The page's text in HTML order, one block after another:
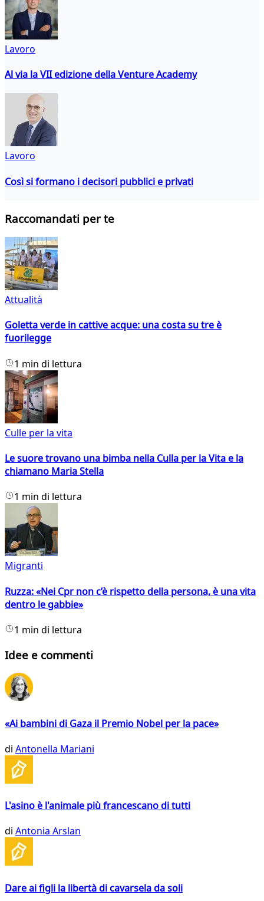
Lavoro
Al via la VII edizione della Venture Academy
Lavoro
Così si formano i decisori pubblici e privati
Raccomandati per te
Attualità
Goletta verde in cattive acque: una costa su tre è
fuorilegge
1 min di lettura
Culle per la vita
Le suore trovano una bimba nella Culla per la Vita e la
chiamano Maria Stella
1 min di lettura
Migranti
Ruzza: «Nei Cpr non c’è rispetto della persona, è una vita
dentro le gabbie»
1 min di lettura
Idee e commenti
«Ai bambini di Gaza il Premio Nobel per la pace»
di Antonella Mariani
L'asino è l'animale più francescano di tutti
di Antonia Arslan
Dare ai figli la libertà di cavarsela da soli